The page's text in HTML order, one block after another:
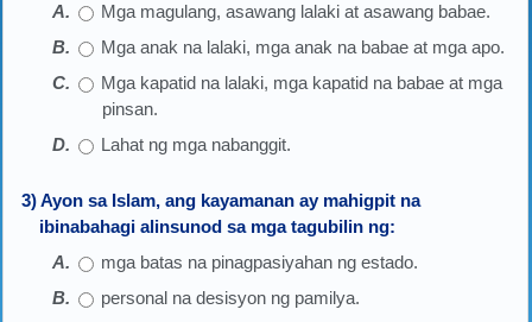
Mga magulang, asawang lalaki at asawang babae.
Mga anak na lalaki, mga anak na babae at mga apo.
Mga kapatid na lalaki, mga kapatid na babae at mga
pinsan.
Lahat ng mga nabanggit.
3) Ayon sa Islam, ang kayamanan ay mahigpit na
ibinabahagi alinsunod sa mga tagubilin ng:
mga batas na pinagpasiyahan ng estado.
personal na desisyon ng pamilya.